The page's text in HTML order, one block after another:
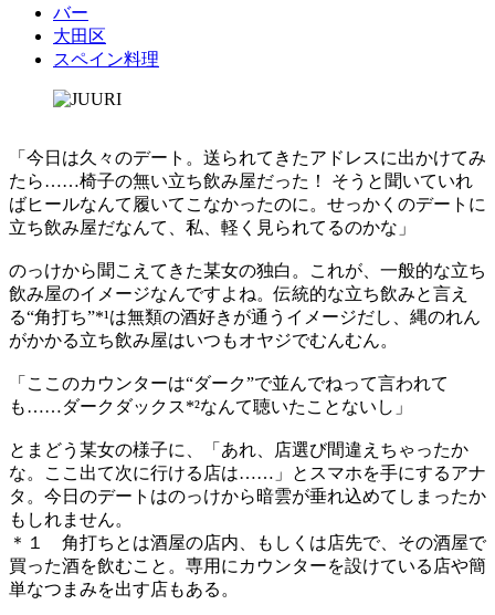
バー
大田区
スペイン料理
「今日は久々のデート。送られてきたアドレスに出かけてみ
たら……椅子の無い立ち飲み屋だった！ そうと聞いていれ
ばヒールなんて履いてこなかったのに。せっかくのデートに
立ち飲み屋だなんて、私、軽く見られてるのかな」
のっけから聞こえてきた某女の独白。これが、一般的な立ち
飲み屋のイメージなんですよね。伝統的な立ち飲みと言え
る“角打ち”*¹は無類の酒好きが通うイメージだし、縄のれん
がかかる立ち飲み屋はいつもオヤジでむんむん。
「ここのカウンターは“ダーク”で並んでねって言われて
も……ダークダックス*²なんて聴いたことないし」
とまどう某女の様子に、「あれ、店選び間違えちゃったか
な。ここ出て次に行ける店は……」とスマホを手にするアナ
タ。今日のデートはのっけから暗雲が垂れ込めてしまったか
もしれません。
＊１ 角打ちとは酒屋の店内、もしくは店先で、その酒屋で
買った酒を飲むこと。専用にカウンターを設けている店や簡
単なつまみを出す店もある。